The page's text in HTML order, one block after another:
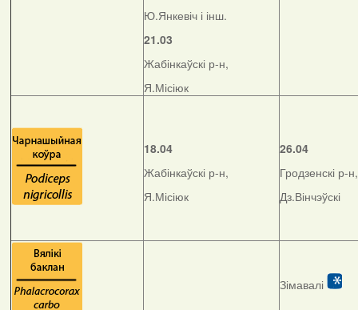
Ю.Янкевіч і інш.
21.03
Жабінкаўскі р-н,
Я.Місіюк
18.04
Жабінкаўскі р-н,
Я.Місіюк
26.04
Гродзенскі р-н,
Дз.Вінчэўскі
Зімавалі